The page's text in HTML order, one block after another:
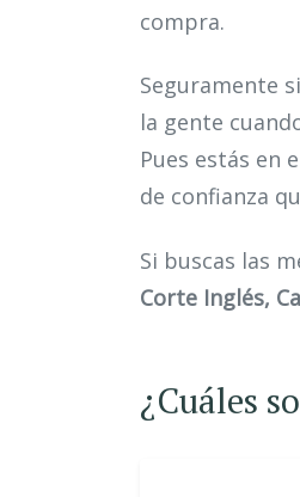
compra.
Seguramente
la gente
Pues estás en
de confianza
Si buscas las
Corte Inglés,
¿Cuáles